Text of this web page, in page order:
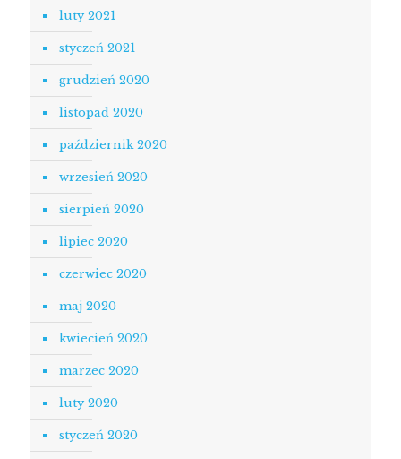
luty 2021
styczeń 2021
grudzień 2020
listopad 2020
październik 2020
wrzesień 2020
sierpień 2020
lipiec 2020
czerwiec 2020
maj 2020
kwiecień 2020
marzec 2020
luty 2020
styczeń 2020